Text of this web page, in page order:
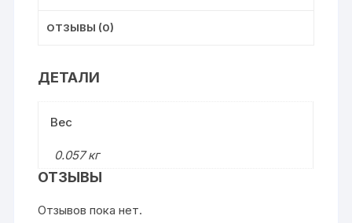
ОТЗЫВЫ (0)
ДЕТАЛИ
Вес
0.057 кг
ОТЗЫВЫ
Отзывов пока нет.